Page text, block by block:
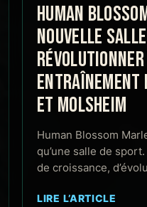
HUMAN
NOUVELLE
ENTRAÎNEMENT
ET MOLSHEIM
Human Blossom
qu’une salle de sport.
de croissance,
LIRE L’ARTICLE